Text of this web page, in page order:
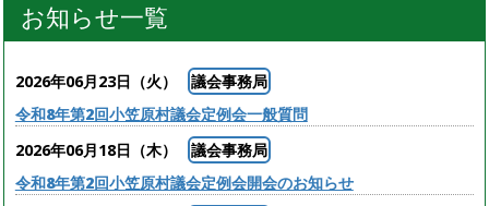
お知らせ一覧
2026年06月23日（火）
議会事務局
令和8年第2回小笠原村議会定例会一般質問
2026年06月18日（木）
議会事務局
令和8年第2回小笠原村議会定例会開会のお知らせ